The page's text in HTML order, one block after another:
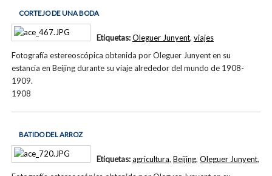
CORTEJO DE UNA BODA
Fotografía estereoscópica obtenida por Oleguer Junyent en su
estancia en Beijing durante su viaje alrededor del mundo de 1908-
1909.
1908
Etiquetas:Oleguer Junyent, viajes
BATIDO DEL ARROZ
Etiquetas:agricultura, Beijing, Oleguer Junyent,